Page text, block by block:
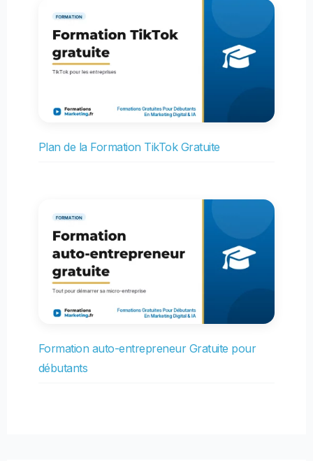
Plan de la Formation TikTok Gratuite
Formation auto-entrepreneur Gratuite pour
débutants